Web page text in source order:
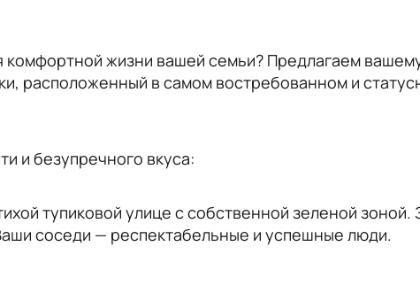
жизни вашей семьи? Предлагаем
расположенный в самом востребованном и
и безупречного вкуса:
тупиковой улице с собственной зеленой зоной.
соседи — респектабельные и успешные люди.